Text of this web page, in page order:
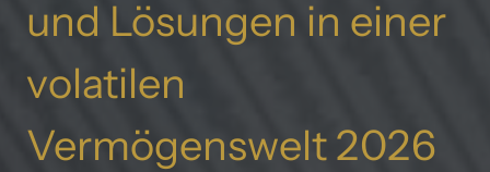
und Lösungen in
Vermögenswelt 2026